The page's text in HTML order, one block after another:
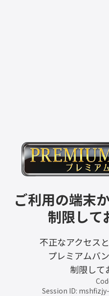
ご利用の端末
制限して
不正なアクセス
プレミアムバ
制限して
Session ID: